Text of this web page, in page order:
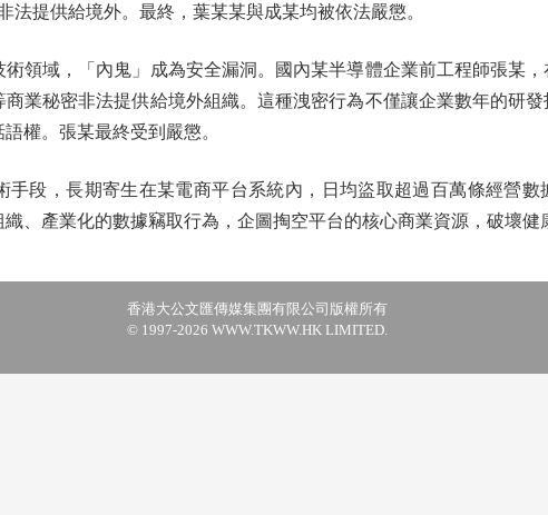
法提供給境外。最終，葉某某與成某均被依法嚴懲。
域，「內鬼」成為安全漏洞。國內某半導體企業前工程師張某，
業秘密非法提供給境外組織。這種洩密行為不僅讓企業數年的研
權。張某最終受到嚴懲。
，長期寄生在某電商平台系統內，日均盜取超過百萬條經營數
、產業化的數據竊取行為，企圖掏空平台的核心商業資源，破壞健
香港大公文匯傳媒集團有限公司版權所有
© 1997-2026 WWW.TKWW.HK LIMITED.